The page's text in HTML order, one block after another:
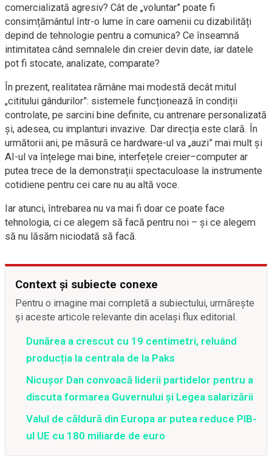
comercializată agresiv? Cât de „voluntar” poate fi
consimțământul într-o lume în care oamenii cu dizabilități
depind de tehnologie pentru a comunica? Ce înseamnă
intimitatea când semnalele din creier devin date, iar datele
pot fi stocate, analizate, comparate?
În prezent, realitatea rămâne mai modestă decât mitul
„cititului gândurilor”: sistemele funcționează în condiții
controlate, pe sarcini bine definite, cu antrenare personalizată
și, adesea, cu implanturi invazive. Dar direcția este clară. În
următorii ani, pe măsură ce hardware-ul va „auzi” mai mult și
AI-ul va înțelege mai bine, interfețele creier–computer ar
putea trece de la demonstrații spectaculoase la instrumente
cotidiene pentru cei care nu au altă voce.
Iar atunci, întrebarea nu va mai fi doar ce poate face
tehnologia, ci ce alegem să facă pentru noi – și ce alegem
să nu lăsăm niciodată să facă.
Context și subiecte conexe
Pentru o imagine mai completă a subiectului, urmărește
și aceste articole relevante din același flux editorial.
Dunărea a crescut cu 19 centimetri, reluând
producția la centrala de la Paks
Nicușor Dan convoacă liderii partidelor pentru a
discuta formarea Guvernului și Legea salarizării
Valul de căldură din Europa ar putea reduce PIB-
ul UE cu 180 miliarde de euro